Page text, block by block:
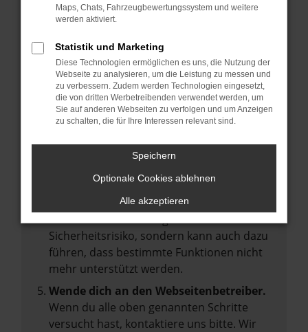
Prüfe deine Browsererweiterungen.
Manche Erweiterungen, wie Werbeblocker,
können das Laden bestimmter Seiten
verhindern. Funktioniert die Seite in einem
anderen Browser oder in einem privaten
Fenster?
Starte dein Gerät neu.
vorübergehende Probleme zu beheben.
Betriebssystem auf dem neuesten Stand
Veraltete Software birgt nicht nur ein
Sicherheitsrisiko, sondern kann auch dazu
führen, dass bestimmte Funktionen nicht
mehr unterstützt werden.
Wende dich an den Webseitenbetreiber.
Wenn du alle oben genannten Schritte
versucht hast, kontaktiere uns bitte. Wir
Maps, Chats, Fahrzeugbewertungssystem und weitere
werden aktiviert.
Statistik und Marketing
Diese Technologien ermöglichen es uns, die Nutzung der
Webseite zu analysieren, um die Leistung zu messen und
zu verbessern. Zudem werden Technologien eingesetzt,
die von dritten Werbetreibenden verwendet werden, um
Sie auf anderen Webseiten zu verfolgen und um Anzeigen
zu schalten, die für Ihre Interessen relevant sind.
Speichern
Optionale Cookies ablehnen
Alle akzeptieren